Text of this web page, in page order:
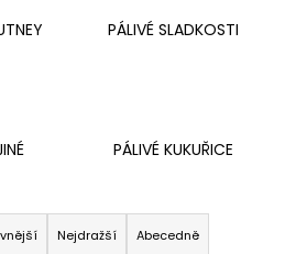
PÁLIVÉ SLADKOSTI
PÁLIVÉ KUKUŘICE
Nejdražší Abecedně